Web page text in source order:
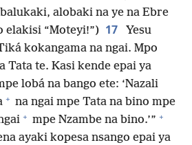
alobaki na ye na Ebre
elakisi “Moteyi!”) 17
Yesu
kokangama na ngai. Mpo
Tata te. Kasi kende epai ya
lobá na bango ete: ‘Nazali
+ na ngai mpe Tata na bino mpe
+ mpe Nzambe na bino.’” +
ayaki kopesa nsango epai ya